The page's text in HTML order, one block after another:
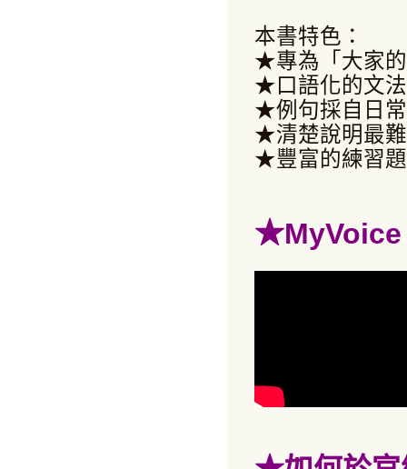
本書特色：
★專為「大家
★口語化的文
★例句採自日
★清楚說明最
★豐富的練習
★